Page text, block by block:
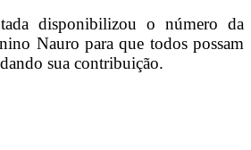
disponibilizou o número da
Nauro para que todos possam
sua contribuição.